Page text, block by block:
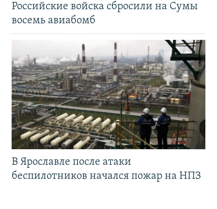
Российские войска сбросили на Сумы
восемь авиабомб
В Ярославле после атаки
беспилотников начался пожар на НПЗ